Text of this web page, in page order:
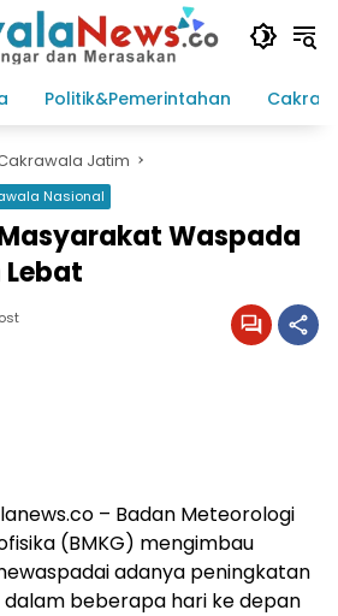
Politik&Pemerintahan
Jatim
Nasional
Waspada
Lebat
– Badan Meteorologi
(BMKG) mengimbau
adanya peningkatan
beberapa hari ke depan